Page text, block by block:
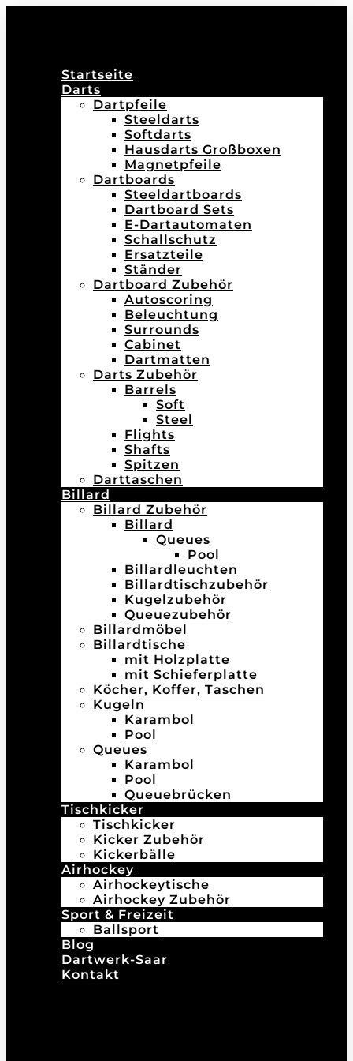
Startseite
Darts
Dartpfeile
Steeldarts
Softdarts
Hausdarts Großboxen
Magnetpfeile
Dartboards
Steeldartboards
Dartboard Sets
E-Dartautomaten
Schallschutz
Ersatzteile
Ständer
Dartboard Zubehör
Autoscoring
Beleuchtung
Surrounds
Cabinet
Dartmatten
Darts Zubehör
Barrels
Soft
Steel
Flights
Shafts
Spitzen
Darttaschen
Billard
Billard Zubehör
Billard
Queues
Pool
Billardleuchten
Billardtischzubehör
Kugelzubehör
Queuezubehör
Billardmöbel
Billardtische
mit Holzplatte
mit Schieferplatte
Köcher, Koffer, Taschen
Kugeln
Karambol
Pool
Queues
Karambol
Pool
Queuebrücken
Tischkicker
Tischkicker
Kicker Zubehör
Kickerbälle
Airhockey
Airhockeytische
Airhockey Zubehör
Sport & Freizeit
Ballsport
Blog
Dartwerk-Saar
Kontakt